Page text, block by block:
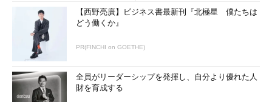
イル」と「標準プロファイル」という2つのプロファイル項目が
あるが、いずれもドメインに参加しているPCでのみ有効なプロ
ファイルである（そもそもドメインに参加していないとグループ
ポリシーは利用できないが）。ドメインプロファイルはドメイン
準プロファイルはドメインネットワークから切り離されてオフラ
インになっている状態でのみ有効となる。後者は例えばドメイン
【西野亮廣】ビジネス書最新刊『北極星 僕たちは
どう働くか』
PR(FINCHI on GOETHE)
全員がリーダーシップを発揮し、自分より優れた人
財を育成する